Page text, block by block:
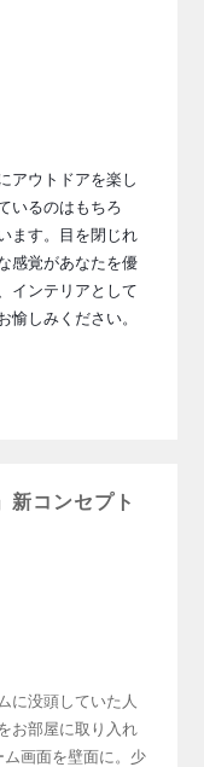
アウトドアを楽し
いるのはもちろ
ます。目を閉じれ
感覚があなたを優
インテリアとして
愉しみください。
コンセプト
に没頭していた人
お部屋に取り入れ
画面を壁面に。少